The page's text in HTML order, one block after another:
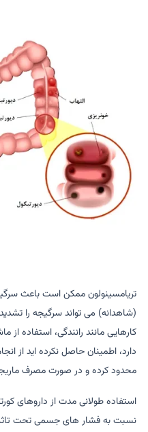
تریامسینولون ممکن است باعث
(شاهدانه) می تواند سرگیجه را
کارهایی مانند رانندگی، استفاده
دارد، اطمینان حاصل نکرده اید از
محدود کرده و در صورت مصرف
استفاده طولانی مدت از داروهای
نسبت به فشار های جسمی تحت تاثیر